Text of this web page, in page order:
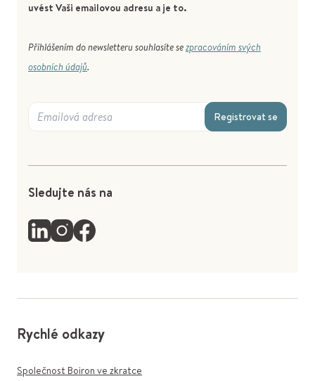
uvést Vaši emailovou adresu a je to.
Přihlášením do newsletteru souhlasíte sezpracováním svých
osobních údajů.
Registrovat se
Sledujte nás na
Rychlé odkazy
Společnost Boiron ve zkratce